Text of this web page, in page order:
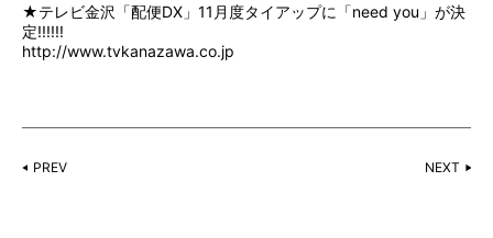
★テレビ金沢「配便DX」11月度タイアップに「need you」が決
定!!!!!!
http://www.tvkanazawa.co.jp
PREV NEXT